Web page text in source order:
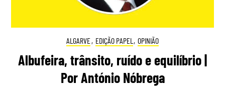
ALGARVE, EDIÇÃO PAPEL , OPINIÃO
Albufeira, trânsito, ruído e equilíbrio |
Por António Nóbrega